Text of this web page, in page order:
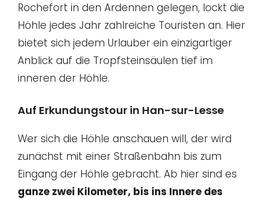
Rochefort in den Ardennen gelegen, lockt die
Höhle jedes Jahr zahlreiche Touristen an. Hier
bietet sich jedem Urlauber ein einzigartiger
Anblick auf die Tropfsteinsäulen tief im
inneren der Höhle.
Auf Erkundungstour in Han-sur-Lesse
Wer sich die Höhle anschauen will, der wird
zunächst mit einer Straßenbahn bis zum
Eingang der Höhle gebracht. Ab hier sind es
ganze zwei Kilometer, bis ins Innere des